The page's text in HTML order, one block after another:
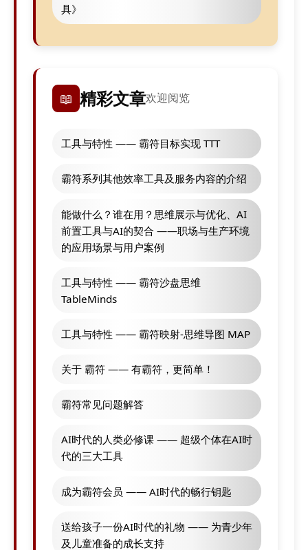
具》
📖 精彩文章欢迎阅览
工具与特性 —— 霸符目标实现 TTT
霸符系列其他效率工具及服务内容的介绍
能做什么？谁在用？思维展示与优化、AI
前置工具与AI的契合 ——职场与生产环境
的应用场景与用户案例
工具与特性 —— 霸符沙盘思维
TableMinds
工具与特性 —— 霸符映射-思维导图 MAP
关于 霸符 —— 有霸符，更简单！
霸符常见问题解答
AI时代的人类必修课 —— 超级个体在AI时
代的三大工具
成为霸符会员 —— AI时代的畅行钥匙
送给孩子一份AI时代的礼物 —— 为青少年
及儿童准备的成长支持